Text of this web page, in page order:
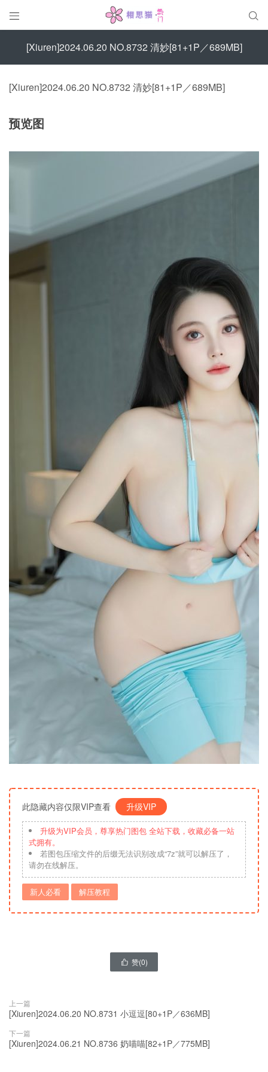
 
[Xiuren]2024.06.20 NO.8732 清妙[81+1P／689MB]
[Xiuren]2024.06.20 NO.8732 清妙[81+1P／689MB]
预览图
此隐藏内容仅限VIP查看 升级VIP
升级为VIP会员，尊享热门图包 全站下载，收藏必备一站
式拥有。
若图包压缩文件的后缀无法识别改成“7z”就可以解压了，
请勿在线解压。
新人必看 解压教程
 赞(0)
上一篇
[Xiuren]2024.06.20 NO.8731 小逗逗[80+1P／636MB]
下一篇
[Xiuren]2024.06.21 NO.8736 奶喵喵[82+1P／775MB]